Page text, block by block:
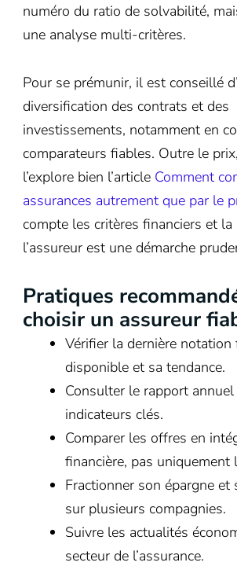
numéro du ratio de solvabilité,
une analyse multi-critères.
Pour se prémunir, il est conseillé
diversification des contrats et des
investissements, notamment en
comparateurs fiables. Outre le
l’explore bien l’article Comment
assurances autrement que par le
compte les critères financiers et
l’assureur est une démarche
Pratiques
choisir un assureur
Vérifier la dernière notation
disponible et sa tendance.
Consulter le rapport
indicateurs clés.
Comparer les offres en
financière, pas uniquement
Fractionner son épargne et
sur plusieurs compagnies.
Suivre les actualités
secteur de l’assurance.